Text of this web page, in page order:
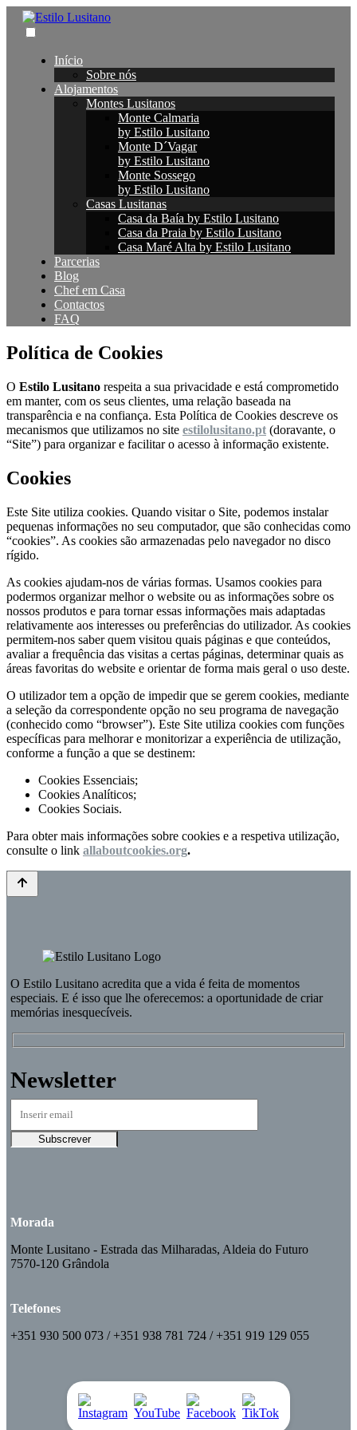
Início
Sobre nós
Alojamentos
Montes Lusitanos
Monte Calmaria
by Estilo Lusitano
Monte D´Vagar
by Estilo Lusitano
Monte Sossego
by Estilo Lusitano
Casas Lusitanas
Casa da Baía by Estilo Lusitano
Casa da Praia by Estilo Lusitano
Casa Maré Alta by Estilo Lusitano
Parcerias
Blog
Chef em Casa
Contactos
FAQ
Política de Cookies
O Estilo Lusitano respeita a sua privacidade e está comprometido
em manter, com os seus clientes, uma relação baseada na
transparência e na confiança. Esta Política de Cookies descreve os
mecanismos que utilizamos no site estilolusitano.pt (doravante, o
“Site”) para organizar e facilitar o acesso à informação existente.
Cookies
Este Site utiliza cookies. Quando visitar o Site, podemos instalar
pequenas informações no seu computador, que são conhecidas como
“cookies”. As cookies são armazenadas pelo navegador no disco
rígido.
As cookies ajudam-nos de várias formas. Usamos cookies para
podermos organizar melhor o website ou as informações sobre os
nossos produtos e para tornar essas informações mais adaptadas
relativamente aos interesses ou preferências do utilizador. As cookies
permitem-nos saber quem visitou quais páginas e que conteúdos,
avaliar a frequência das visitas a certas páginas, determinar quais as
áreas favoritas do website e orientar de forma mais geral o uso deste.
O utilizador tem a opção de impedir que se gerem cookies, mediante
a seleção da correspondente opção no seu programa de navegação
(conhecido como “browser”). Este Site utiliza cookies com funções
específicas para melhorar e monitorizar a experiência de utilização,
conforme a função a que se destinem:
Cookies Essenciais;
Cookies Analíticos;
Cookies Sociais.
Para obter mais informações sobre cookies e a respetiva utilização,
consulte o link allaboutcookies.org.
O Estilo Lusitano acredita que a vida é feita de momentos
especiais. E é isso que lhe oferecemos: a oportunidade de criar
memórias inesquecíveis.
Newsletter
Morada
Monte Lusitano - Estrada das Milharadas, Aldeia do Futuro
7570-120 Grândola
Telefones
+351 930 500 073 / +351 938 781 724 / +351 919 129 055